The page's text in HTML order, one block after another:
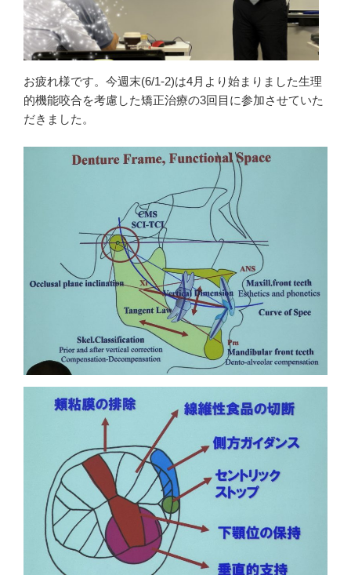
お疲れ様です。今週末(6/1-2)は4月より始まりました生理
的機能咬合を考慮した矯正治療の3回目に参加させていた
だきました。